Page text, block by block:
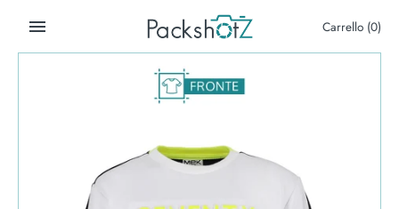
contenuto
Carrello (0)